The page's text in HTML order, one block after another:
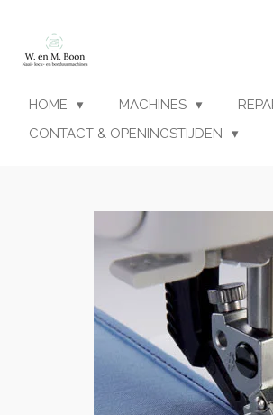
naar
hoofdinhoud
HOME MACHINES
CONTACT & OPENINGSTIJDEN